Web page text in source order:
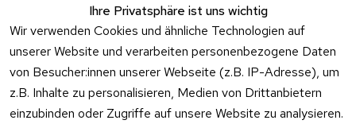
Ihre Privatsphäre ist uns wichtig
Wir verwenden Cookies und ähnliche Technologien auf
unserer Website und verarbeiten personenbezogene Daten
von Besucher:innen unserer Webseite (z.B. IP-Adresse), um
z.B. Inhalte zu personalisieren, Medien von Drittanbietern
einzubinden oder Zugriffe auf unsere Website zu analysieren.
nweis
Verpacku
ngshinwei
se
Altgeräte
09:00 –
17:00 Uhr
Telefon
Kundenservic
e:
Mo – Fr 11:00